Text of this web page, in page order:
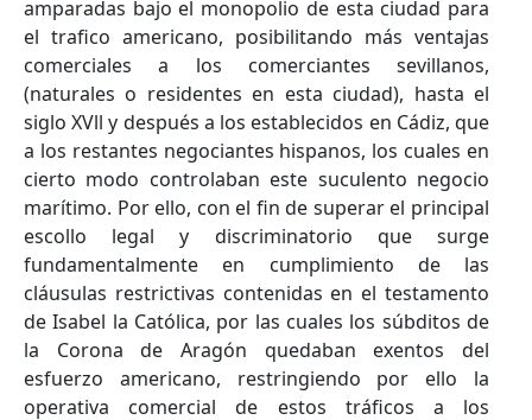
amparadas bajo el monopolio de esta ciudad para
el trafico americano, posibilitando más ventajas
comerciales a los comerciantes sevillanos,
(naturales o residentes en esta ciudad), hasta el
siglo XVll y después a los establecidos en Cádiz, que
a los restantes negociantes hispanos, los cuales en
cierto modo controlaban este suculento negocio
marítimo. Por ello, con el fin de superar el principal
escollo legal y discriminatorio que surge
fundamentalmente en cumplimiento de las
cláusulas restrictivas contenidas en el testamento
de Isabel la Católica, por las cuales los súbditos de
la Corona de Aragón quedaban exentos del
esfuerzo americano, restringiendo por ello la
operativa comercial de estos tráficos a los